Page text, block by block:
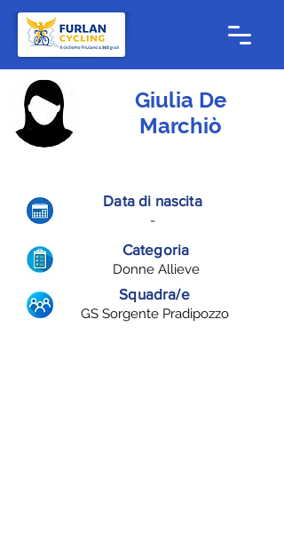
Giulia De
Marchiò
Data di nascita
-
Categoria
Donne Allieve
Squadra/e
GS Sorgente Pradipozzo